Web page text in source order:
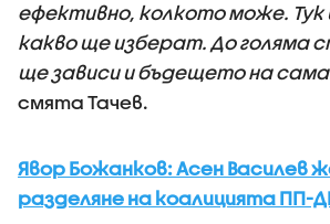
ефективно, колкото може. Тук
какво ще изберат. До голяма
ще зависи и бъдещето на
смята Тачев.
Явор Божанков: Асен Василев
разделяне на коалицията ПП-